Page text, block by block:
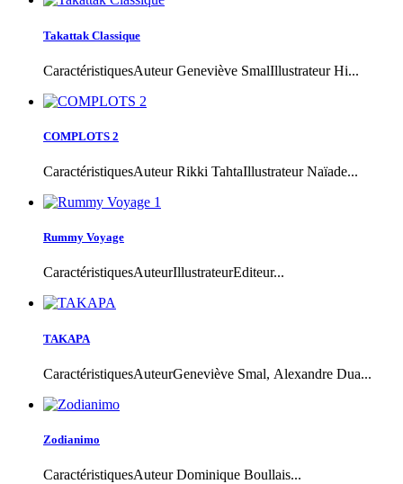
Takattak Classique
CaractéristiquesAuteur Geneviève SmalIllustrateur Hi...
COMPLOTS 2
CaractéristiquesAuteur Rikki TahtaIllustrateur Naïade...
Rummy Voyage
CaractéristiquesAuteurIllustrateurEditeur...
TAKAPA
CaractéristiquesAuteurGeneviève Smal, Alexandre Dua...
Zodianimo
CaractéristiquesAuteur Dominique Boullais...